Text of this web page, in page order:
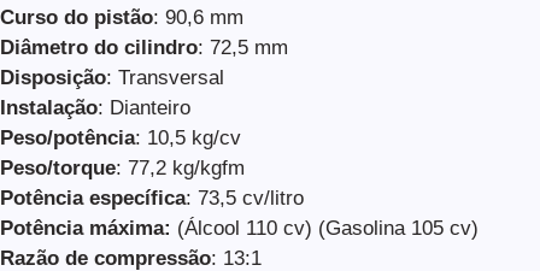
Curso do pistão: 90,6 mm
Diâmetro do cilindro: 72,5 mm
Disposição: Transversal
Instalação: Dianteiro
Peso/potência: 10,5 kg/cv
Peso/torque: 77,2 kg/kgfm
Potência específica: 73,5 cv/litro
Potência máxima: (Álcool 110 cv) (Gasolina 105 cv)
Razão de compressão: 13:1